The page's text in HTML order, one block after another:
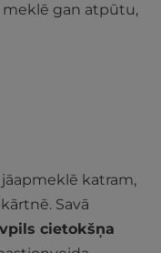
meklē gan atpūtu,
katram,
Savā
cietokšņa